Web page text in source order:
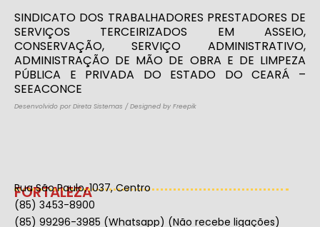
SINDICATO DOS TRABALHADORES PRESTADORES DE
SERVIÇOS TERCEIRIZADOS EM ASSEIO,
CONSERVAÇÃO, SERVIÇO ADMINISTRATIVO,
ADMINISTRAÇÃO DE MÃO DE OBRA E DE LIMPEZA
PÚBLICA E PRIVADA DO ESTADO DO CEARÁ –
SEEACONCE
Desenvolvido por Direta Sistemas / Designed by Freepik
FORTALEZA
Rua São Paulo, 1037, Centro
(85) 3453-8900
(85) 99296-3985 (Whatsapp) (Não recebe ligações)